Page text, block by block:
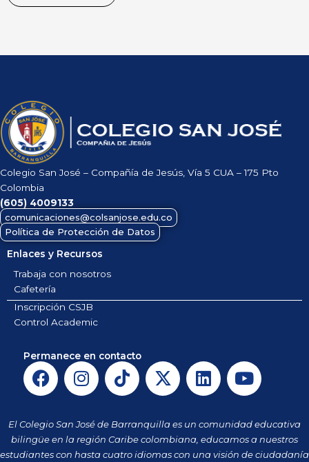
Colegio San José – Compañía de Jesús, Vía 5 CUA – 175 Pto
Colombia
(605) 4009133
comunicaciones@colsanjose.edu.co
Política de Protección de Datos
Enlaces y Recursos
Trabaja con nosotros
Cafetería
Inscripción CSJB
Control Academic
Permanece en contacto
F
a
e
b
o
I
n
t
a
g
T
i
t
o
k
X
-
w
i
t
L
i
k
e
d
Y
o
t
u
b
El Colegio San José de Barranquilla es un comunidad educativa
bilingüe en la región Caribe colombiana, educamos a nuestros
estudiantes con hasta cuatro idiomas con una visión de ciudadanía